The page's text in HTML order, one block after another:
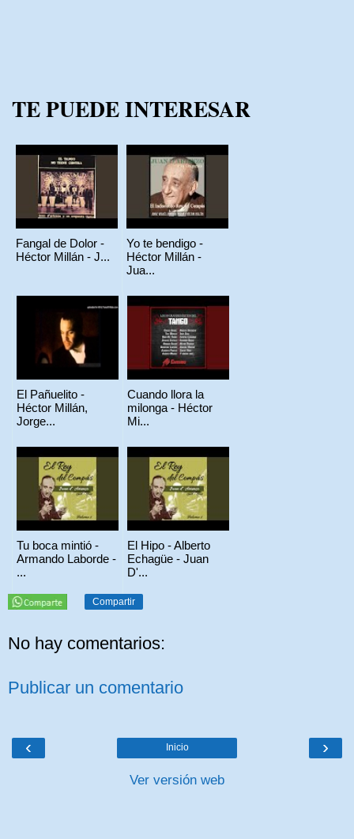
TE PUEDE INTERESAR
Fangal de Dolor -
Héctor Millán - J...
Yo te bendigo -
Héctor Millán -
Jua...
El Pañuelito -
Héctor Millán,
Jorge...
Cuando llora la
milonga - Héctor
Mi...
Tu boca mintió -
Armando Laborde -
...
El Hipo - Alberto
Echagüe - Juan
D'...
Compartir
No hay comentarios:
Publicar un comentario
‹ ›
Inicio
Ver versión web